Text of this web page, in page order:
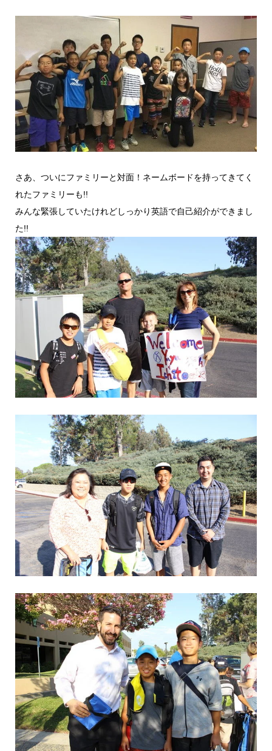
さあ、ついにファミリーと対面！ネームボードを持ってきてく
れたファミリーも!!
みんな緊張していたけれどしっかり英語で自己紹介ができまし
た!!